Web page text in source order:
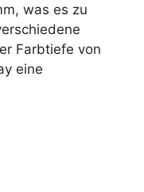
was es zu
Farbtiefe von
eine